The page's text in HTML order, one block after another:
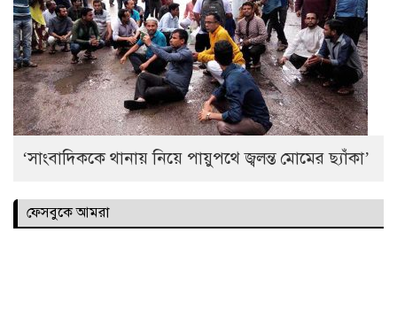
‘সাংবাদিককে থানায় নিয়ে পায়ুপথে জ্বলন্ত মোমের ছ্যাঁকা’
ফেসবুকে আমরা